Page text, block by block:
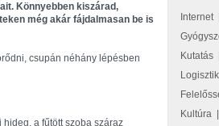
Könnyebben kiszárad,
még akár fájdalmasan be is
csupán néhány lépésben
a fűtött szoba száraz
Internet|
Kutatás
Kultúra